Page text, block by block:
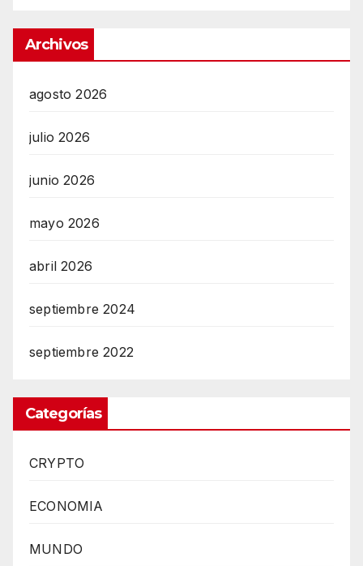
Archivos
agosto 2026
julio 2026
junio 2026
mayo 2026
abril 2026
septiembre 2024
septiembre 2022
Categorías
CRYPTO
ECONOMIA
MUNDO